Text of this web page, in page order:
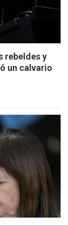
rebeldes y
un calvario